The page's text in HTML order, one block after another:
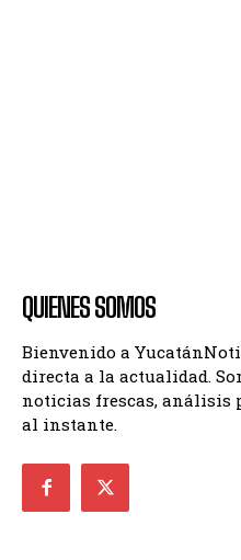
QUIENES SOMOS
Bienvenido a
directa a la actualidad.
noticias frescas, análisis
al instante.